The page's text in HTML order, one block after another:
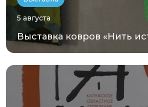
5 августа
Выставка ковров «Нить